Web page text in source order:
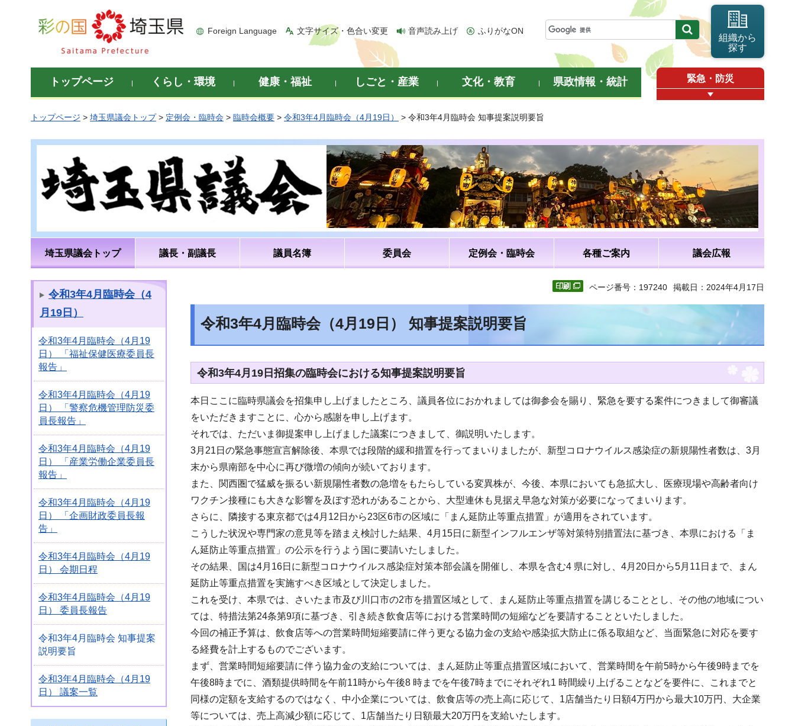
彩の国 埼玉県
Foreign Language 文字サイズ・色合い変更 音声読み上げ ふりがなON
組織から
探す
トップページ くらし・環境 健康・福祉 しごと・産業 文化・教育 県政情報・統計 緊急・防災
トップページ > 埼玉県議会トップ> 定例会・臨時会 > 臨時会概要 > 令和3年4月臨時会（4月19日） > 令和3年4月臨時会 知事提案説明要旨
埼玉県議会トップ 議長・副議長 議員名簿 委員会 定例会・臨時会 各種ご案内 議会広報
令和3年4月臨時会（4
月19日）
令和3年4月臨時会（4月19
日） 「福祉保健医療委員長
報告」
令和3年4月臨時会（4月19
日） 「警察危機管理防災委
員長報告」
令和3年4月臨時会（4月19
日） 「産業労働企業委員長
報告」
令和3年4月臨時会（4月19
日） 「企画財政委員長報
告」
令和3年4月臨時会（4月19
日） 会期日程
令和3年4月臨時会（4月19
日） 委員長報告
令和3年4月臨時会 知事提案
説明要旨
令和3年4月臨時会（4月19
日） 議案一覧
ページ番号：197240 掲載日：2024年4月17日
令和3年4月臨時会（4月19日） 知事提案説明要旨
令和3年4月19日招集の臨時会における知事提案説明要旨
本日ここに臨時県議会を招集申し上げましたところ、議員各位におかれましては御参会を賜り、緊急を要する案件につきまして御審議
をいただきますことに、心から感謝を申し上げます。
それでは、ただいま御提案申し上げました議案につきまして、御説明いたします。
3月21日の緊急事態宣言解除後、本県では段階的緩和措置を行ってまいりましたが、新型コロナウイルス感染症の新規陽性者数は、3月
末から県南部を中心に再び微増の傾向が続いております。
また、関西圏で猛威を振るい新規陽性者数の急増をもたらしている変異株が、今後、本県においても急拡大し、医療現場や高齢者向け
ワクチン接種にも大きな影響を及ぼす恐れがあることから、大型連休も見据え早急な対策が必要になってまいります。
さらに、隣接する東京都では4月12日から23区6市の区域に「まん延防止等重点措置」が適用をされています。
こうした状況や専門家の意見等を踏まえ検討した結果、4月15日に新型インフルエンザ等対策特別措置法に基づき、本県における「ま
ん延防止等重点措置」の公示を行うよう国に要請いたしました。
その結果、国は4月16日に新型コロナウイルス感染症対策本部会議を開催し、本県を含む4 県に対し、4月20日から5月11日まで、まん
延防止等重点措置を実施すべき区域として決定しました。
これを受け、本県では、さいたま市及び川口市の2市を措置区域として、まん延防止等重点措置を講じることとし、その他の地域につい
ては、特措法第24条第9項に基づき、引き続き飲食店等における営業時間の短縮などを要請することといたしました。
今回の補正予算は、飲食店等への営業時間短縮要請に伴う更なる協力金の支給や感染拡大防止に係る取組など、当面緊急に対応を要す
る経費を計上するものでございます。
まず、営業時間短縮要請に伴う協力金の支給については、まん延防止等重点措置区域において、営業時間を午前5時から午後9時までを
午後8時までに、酒類提供時間を午前11時から午後8 時までを午後7時までにそれぞれ1 時間繰り上げることなどを要件に、これまでと
同様の定額を支給するのではなく、中小企業については、飲食店等の売上高に応じて、1店舗当たり日額4万円から最大10万円、大企業
等については、売上高減少額に応じて、1店舗当たり日額最大20万円を支給いたします。